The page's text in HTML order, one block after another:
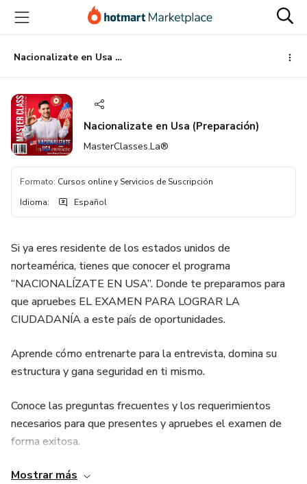
principal
página
de
página
Nacionalizate en Usa (Preparación)
Nacionalizate en Usa (Preparación)
MasterClasses.La®
Formato: Cursos online y Servicios de Suscripción
Idioma: Español
Si ya eres residente de los estados unidos de
norteamérica, tienes que conocer el programa
“NACIONALÍZATE EN USA”. Donde te preparamos para
que apruebes EL EXAMEN PARA LOGRAR LA
CIUDADANÍA a este país de oportunidades.
Aprende cómo entrenarte para la entrevista, domina su
estructura y gana seguridad en ti mismo.
Conoce las preguntas frecuentes y los requerimientos
necesarios para que presentes y apruebes el examen de
forma exitosa.
¿QUÉ VAS A LOGRAR?
Mostrar más